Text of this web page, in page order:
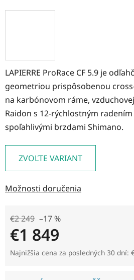
LAPIERRE ProRace CF 5.9 je
geometriou prispôsobenou
na karbónovom ráme,
Raidon s 12-rýchlostným
spoľahlivými brzdami Shimano.
ZVOĽTE VARIANT
Možnosti doručenia
€2 249 –17 %
€1 849
Jednotková cena:
Najnižšia cena za posledných 30 dní: